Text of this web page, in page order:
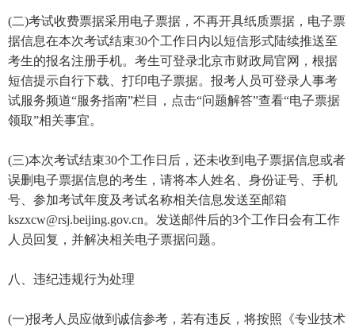
(二)考试收费票据采用电子票据，不再开具纸质票据，电子票
据信息在本次考试结束30个工作日内以短信形式陆续推送至
考生的报名注册手机。考生可登录北京市财政局官网，根据
短信提示自行下载、打印电子票据。报考人员可登录人事考
试服务频道“服务指南”栏目，点击“问题解答”查看“电子票据
领取”相关事宜。
(三)本次考试结束30个工作日后，还未收到电子票据信息或者
误删电子票据信息的考生，请将本人姓名、身份证号、手机
号、参加考试年度及考试名称相关信息发送至邮箱
kszxcw@rsj.beijing.gov.cn。发送邮件后的3个工作日会有工作
人员回复，并解决相关电子票据问题。
八、违纪违规行为处理
(一)报考人员应做到诚信参考，若有违反，将按照《专业技术